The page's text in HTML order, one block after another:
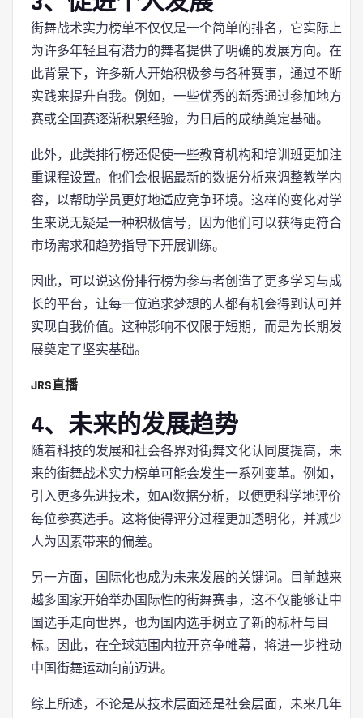
街舞战术实力榜单不仅仅是一个简单的排名，它实际上
为许多年轻且有潜力的舞者提供了明确的发展方向。在
此背景下，许多新人开始积极参与各种赛事，通过不断
实践来提升自我。例如，一些优秀的新秀通过参加地方
赛或全国赛逐渐积累经验，为日后的成绩奠定基础。
此外，此类排行榜还促使一些教育机构和培训班更加注
重课程设置。他们会根据最新的数据分析来调整教学内
容，以帮助学员更好地适应竞争环境。这样的变化对学
生来说无疑是一种积极信号，因为他们可以获得更符合
市场需求和趋势指导下开展训练。
因此，可以说这份排行榜为参与者创造了更多学习与成
长的平台，让每一位追求梦想的人都有机会得到认可并
实现自我价值。这种影响不仅限于短期，而是为长期发
展奠定了坚实基础。
JRS直播
4、未来的发展趋势
随着科技的发展和社会各界对街舞文化认同度提高，未
来的街舞战术实力榜单可能会发生一系列变革。例如，
引入更多先进技术，如AI数据分析，以便更科学地评价
每位参赛选手。这将使得评分过程更加透明化，并减少
人为因素带来的偏差。
另一方面，国际化也成为未来发展的关键词。目前越来
越多国家开始举办国际性的街舞赛事，这不仅能够让中
国选手走向世界，也为国内选手树立了新的标杆与目
标。因此，在全球范围内拉开竞争帷幕，将进一步推动
中国街舞运动向前迈进。
综上所述，不论是从技术层面还是社会层面，未来几年